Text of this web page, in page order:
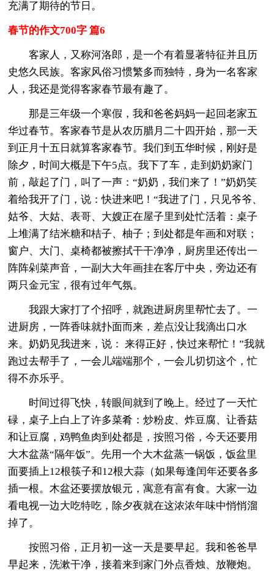
充满了期待的节日。
春节的作文700字 篇6
客家人，又称河洛郎，是一个有着显著特征并且历
史悠久民族。客家风俗习惯繁多而独特，身为一名客家
人，我还是觉得客家春节最有趣了。
那是三年级一个寒假，我和爸爸妈妈一起回老家五
华过春节。客家春节是从农历腊月二十四开始，那一天
到正月十五日就算客家春节。我们到五华时候，刚好是
除夕，时间大概是下午5点。我下了车，走到奶奶家门
前，敲起了门，叫了一声：“奶奶，我们来了！”奶奶笑
着给我开了门，说：快进来吧！“我进了门，只见爷爷、
姑爷、大姑、表哥、大嫂正在屋子里到处忙活着：桌子
上堆满了结米糖和桔子、柚子；到处都是年画和对联；
窗户、大门、桌椅都被擦拭干干净净，厨房里还传出一
阵阵剁菜声音，一副大大年画挂在客厅中央，旁边还有
两只金元宝，很有过年气氛。
我跟大家打了个招呼，就跑进厨房里帮忙去了。一
进厨房，一阵香味就扑面而来，差点没让我滴出口水
来。奶奶见我进来，说： 来得正好，快过来帮忙！”我就
跑过去帮手了，一会儿端端那个，一会儿切切这个，忙
得不亦乐乎。
时间过得飞快，转眼间就到了晚上。经过了一天忙
碌，桌子上白上了许多菜肴：炒粉皮、炸豆腐、让香菇
和让豆腐，鸡鸭鱼肉到处都是，按照习俗，今天还要用
大木盆蒸“隔年饭”。先用一个大木盆蒸一锅饭，饭盆里
面要插上12根筷子和12根大蒜（如果每逢闰年还要各多
插一根。木盆还要摆放银元，寓意有富有食。大家一边
看电视一边大吃特吃，除夕夜就在这浓浓年味中悄悄溜
掉了。
按照习俗，正月初一这一天是要早起。我和爸爸早
早起来，洗漱干净，接着来到家门外点香烛、放鞭炮。